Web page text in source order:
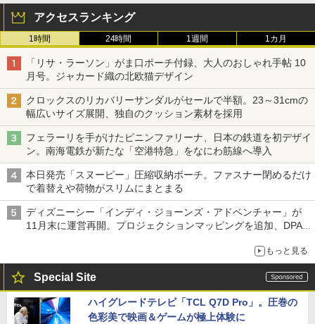
アクセスランキング
1時間 24時間 1週間 1カ月
「リサ・ラーソン」がま口ポーチ付録、大人のおしゃれ手帖 10
月号。ジャカード織の北欧猫デザイン
クロックスのリカバリーサンダルがセールで半額。23～31cmの
幅広いサイズ展開、独自のクッション素材を採用
フェラーリを手がけたピニンファリーナ、日本の鉄道を初デザイ
ン。南海電鉄が新たな「空港特急」をなにわ筋線へ導入
本日発売「スヌーピー」圧縮収納ポーチ。ファスナー閉めるだけ
で着替えや荷物がスリムにまとまる
ディズニーシー「インディ・ジョーンズ・アドベンチャー」が
11月末に運営再開。プロジェクションマッピングを追加、DPA
もっと見る
Special Site
ハイグレードテレビ「TCL Q7D Pro」。圧巻の
色彩美で映画＆ゲームが極上体験に